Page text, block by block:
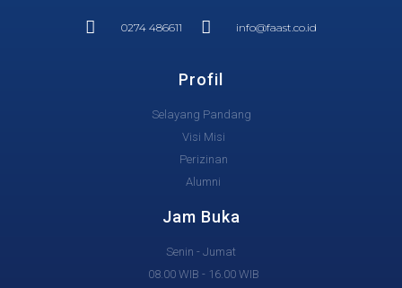
0274 486611 info@faast.co.id
Profil
Selayang Pandang
Visi Misi
Perizinan
Alumni
Jam Buka
Senin - Jumat
08.00 WIB - 16.00 WIB